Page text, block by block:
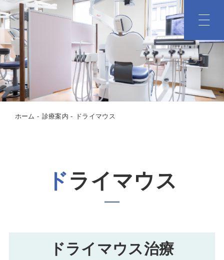
ホーム 診療案内 ドライマウス
ドライマウス
ドライマウス治療